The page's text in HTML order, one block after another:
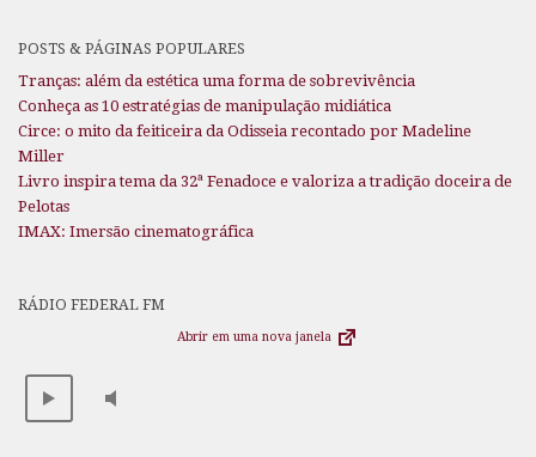
POSTS & PÁGINAS POPULARES
Tranças: além da estética uma forma de sobrevivência
Conheça as 10 estratégias de manipulação midiática
Circe: o mito da feiticeira da Odisseia recontado por Madeline
Miller
Livro inspira tema da 32ª Fenadoce e valoriza a tradição doceira de
Pelotas
IMAX: Imersão cinematográfica
RÁDIO FEDERAL FM
Abrir em uma nova janela